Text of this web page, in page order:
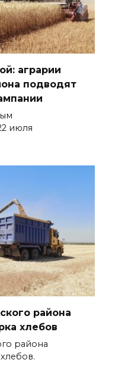
аграрии
подводят
июля
района
хлебов
района